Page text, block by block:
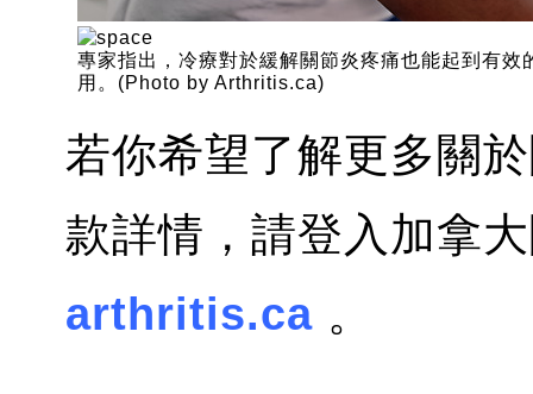
專家指出，冷療對於緩解關節炎疼痛也能起到有效
用。(Photo by Arthritis.ca)
若你希望了解更多關
款詳情，請登入加拿
arthritis.ca 。